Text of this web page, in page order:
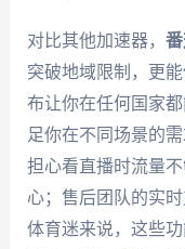
对比其他加速器，
突破地域限制，更
布让你在任何国家
足你在不同场景的
担心看直播时流量
心；售后团队的实
体育迷来说，这些